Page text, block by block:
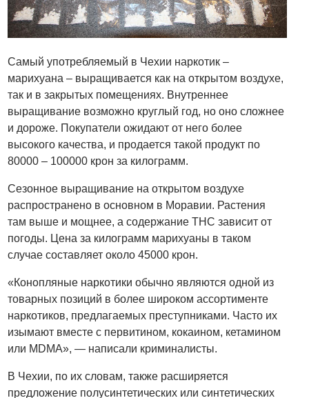
Самый употребляемый в Чехии наркотик –
марихуана – выращивается как на открытом воздухе,
так и в закрытых помещениях. Внутреннее
выращивание возможно круглый год, но оно сложнее
и дороже. Покупатели ожидают от него более
высокого качества, и продается такой продукт по
80000 – 100000 крон за килограмм.
Сезонное выращивание на открытом воздухе
распространено в основном в Моравии. Растения
там выше и мощнее, а содержание THC зависит от
погоды. Цена за килограмм марихуаны в таком
случае составляет около 45000 крон.
«Конопляные наркотики обычно являются одной из
товарных позиций в более широком ассортименте
наркотиков, предлагаемых преступниками. Часто их
изымают вместе с первитином, кокаином, кетамином
или MDMA», — написали криминалисты.
В Чехии, по их словам, также расширяется
предложение полусинтетических или синтетических